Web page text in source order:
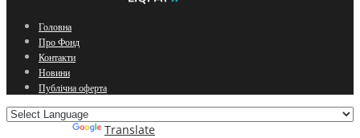
Головна
Про Фонд
Контакти
Новини
Публічна оферта
Translate